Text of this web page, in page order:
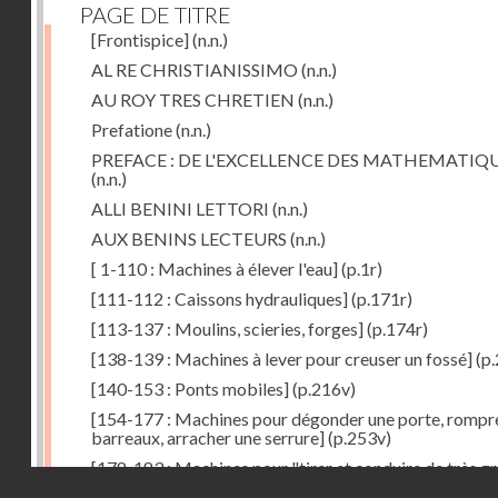
PAGE DE TITRE
[Frontispice](n.n.)
AL RE CHRISTIANISSIMO (n.n.)
AU ROY TRES CHRETIEN (n.n.)
Prefatione(n.n.)
PREFACE : DE L'EXCELLENCE DES
(n.n.)
ALLI BENINI LETTORI (n.n.)
AUX BENINS LECTEURS (n.n.)
[ 1-110 : Machines à élever l'eau](p.1r)
[111-112 : Caissons hydrauliques](p.171r)
[113-137 : Moulins, scieries, forges](p.174r)
[138-139 : Machines à lever pour creuser un fossé]
[140-153 : Ponts mobiles](p.216v)
[154-177 : Machines pour dégonder une porte,
barreaux, arracher une serrure](p.253v)
[178-183 : Machines pour "tirer et conduire de très